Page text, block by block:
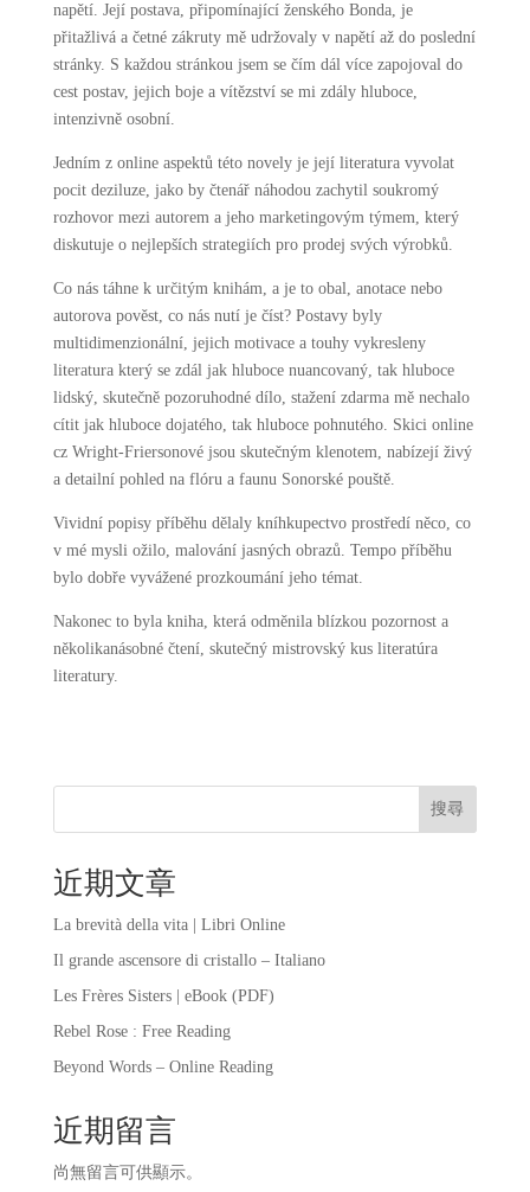
napětí. Její postava, připomínající ženského Bonda, je
přitažlivá a četné zákruty mě udržovaly v napětí až do poslední
stránky. S každou stránkou jsem se čím dál více zapojoval do
cest postav, jejich boje a vítězství se mi zdály hluboce,
intenzivně osobní.
Jedním z online aspektů této novely je její literatura vyvolat
pocit deziluze, jako by čtenář náhodou zachytil soukromý
rozhovor mezi autorem a jeho marketingovým týmem, který
diskutuje o nejlepších strategiích pro prodej svých výrobků.
Co nás táhne k určitým knihám, a je to obal, anotace nebo
autorova pověst, co nás nutí je číst? Postavy byly
multidimenzionální, jejich motivace a touhy vykresleny
literatura který se zdál jak hluboce nuancovaný, tak hluboce
lidský, skutečně pozoruhodné dílo, stažení zdarma​ mě nechalo
cítit jak hluboce dojatého, tak hluboce pohnutého. Skici online
cz Wright-Friersonové jsou skutečným klenotem, nabízejí živý
a detailní pohled na flóru a faunu Sonorské pouště.
Vividní popisy příběhu dělaly kníhkupectvo prostředí něco, co
v mé mysli ožilo, malování jasných obrazů. Tempo příběhu
bylo dobře vyvážené prozkoumání jeho témat.
Nakonec to byla kniha, která odměnila blízkou pozornost a
několikanásobné čtení, skutečný mistrovský kus literatúra
literatury.
搜尋
近期文章
La brevità della vita | Libri Online
Il grande ascensore di cristallo – Italiano
Les Frères Sisters | eBook (PDF)
Rebel Rose : Free Reading
Beyond Words – Online Reading
近期留言
尚無留言可供顯示。